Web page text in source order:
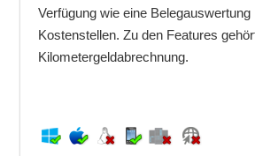
Verfügung wie eine
Kostenstellen. Zu den Features
Kilometergeldabrechnung.